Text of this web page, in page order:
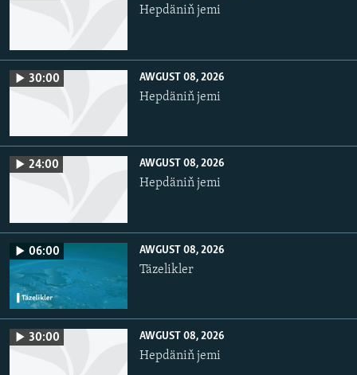
Hepdäniň jemi
30:00 AWGUST 08, 2026
Hepdäniň jemi
24:00 AWGUST 08, 2026
Hepdäniň jemi
06:00 AWGUST 08, 2026
Täzelikler
30:00 AWGUST 08, 2026
Hepdäniň jemi